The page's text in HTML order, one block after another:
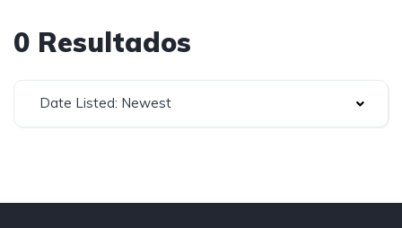
0 Resultados
Date Listed: Newest